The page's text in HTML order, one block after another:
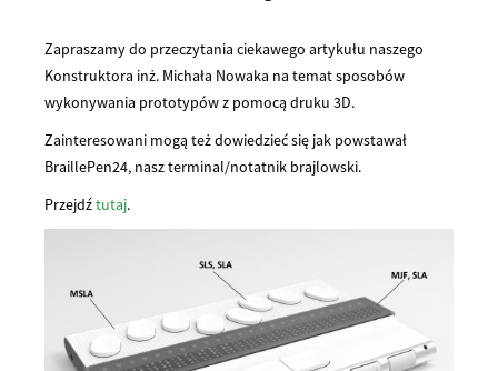
Zapraszamy do przeczytania ciekawego artykułu naszego
Konstruktora inż. Michała Nowaka na temat sposobów
wykonywania prototypów z pomocą druku 3D.
Zainteresowani mogą też dowiedzieć się jak powstawał
BraillePen24, nasz terminal/notatnik brajlowski.
Przejdźtutaj.